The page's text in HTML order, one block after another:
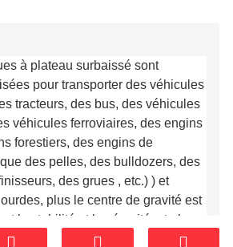
à plateau surbaissé sont
pour transporter des véhicules
tracteurs, des bus, des véhicules
véhicules ferroviaires, des engins
forestiers, des engins de
des pelles, des bulldozers, des
des grues , etc.) ) et
plus le centre de gravité est
la stabilité et la sécurité, et plus
de transporter des charges très